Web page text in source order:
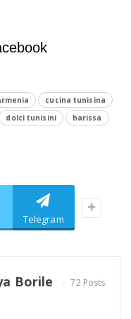
cucina tunisina
dolci tunisini harissa
Telegram
Borile
72 Posts